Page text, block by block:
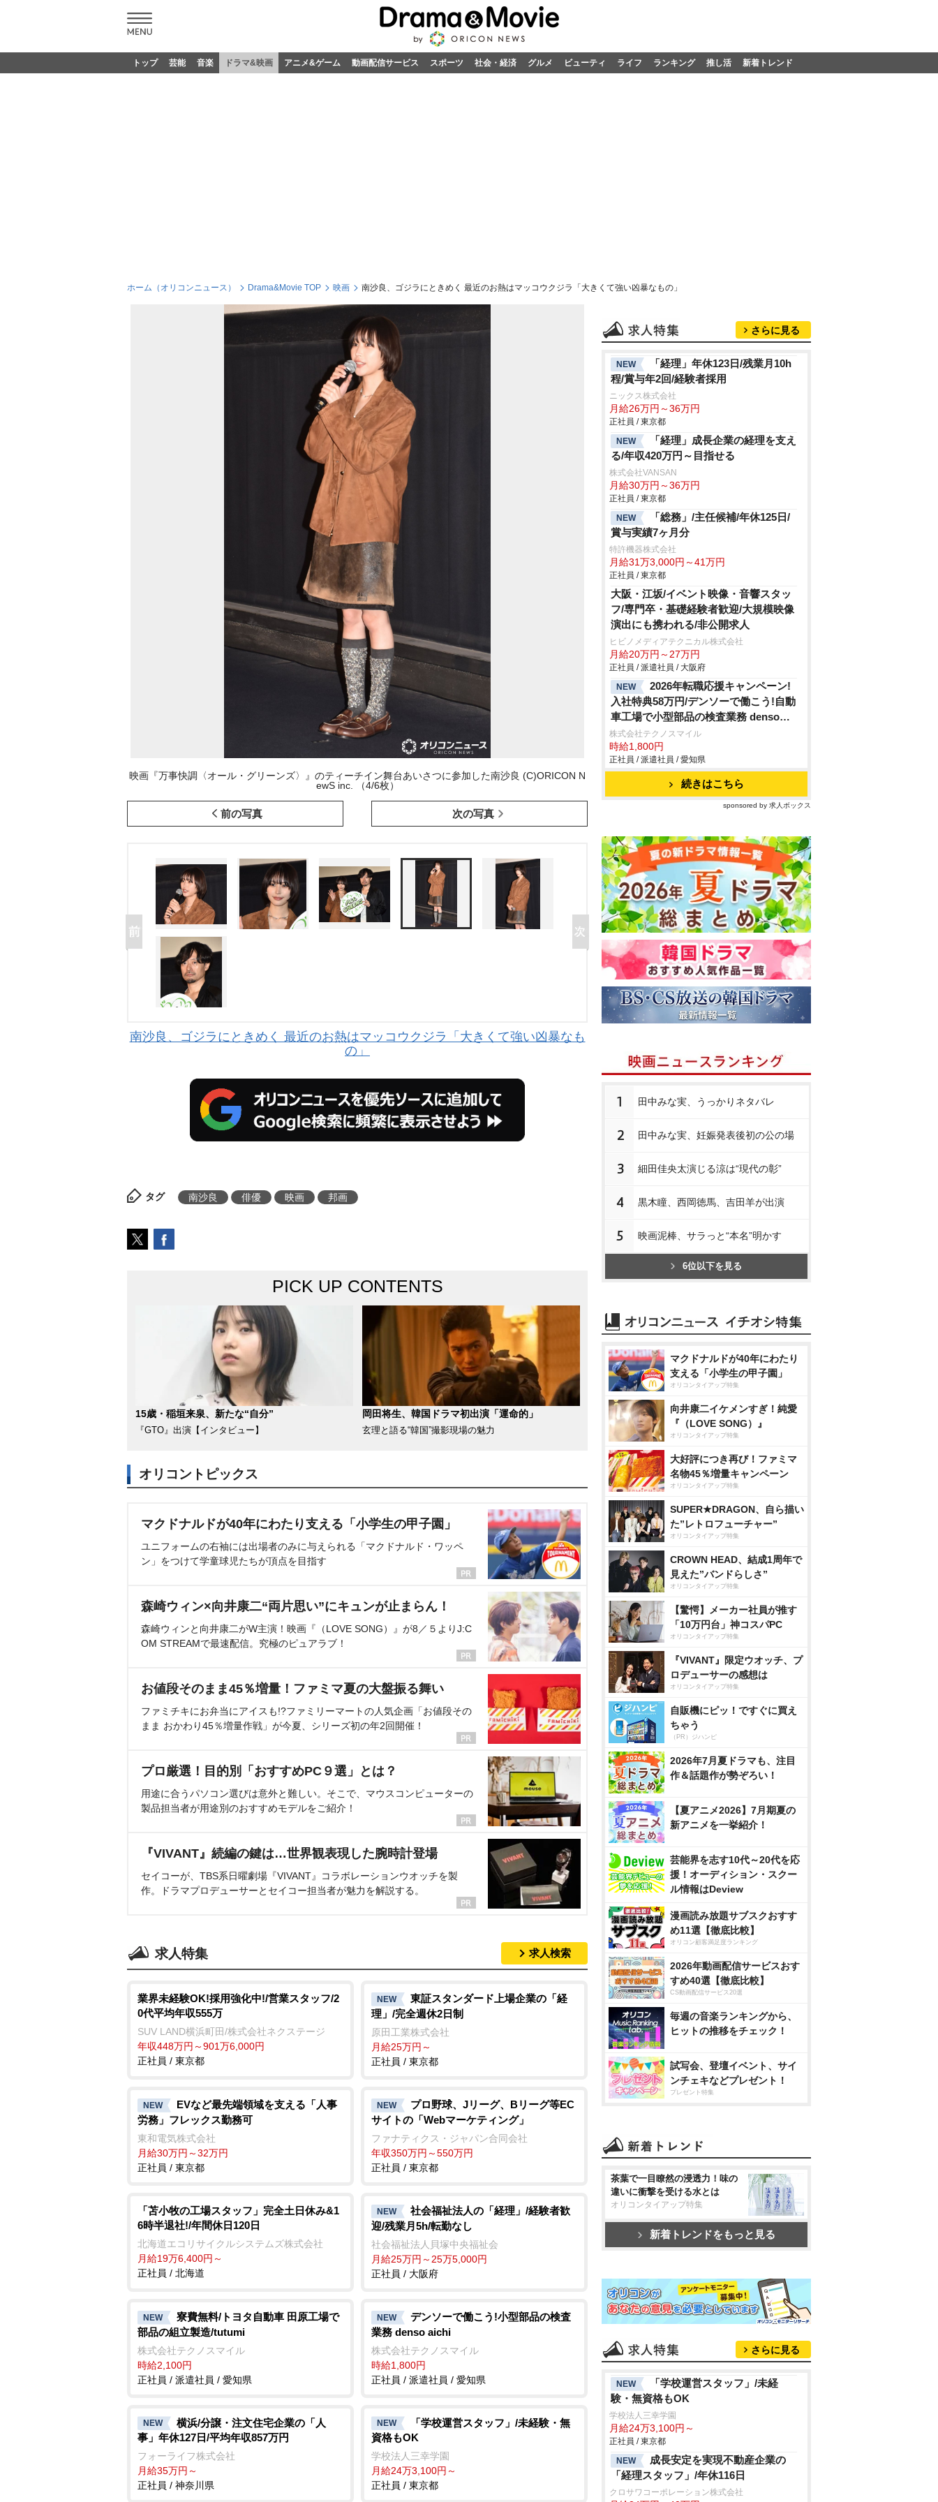
トップ 芸能 音楽 ドラマ&映画 アニメ&ゲーム 動画配信サービス スポーツ 社会・経済 グルメ ビューティ ライフ ランキング 推し活 新着トレンド
ホーム（オリコンニュース） Drama&Movie TOP 映画 南沙良、ゴジラにときめく 最近のお熱はマッコウクジラ「大きくて強い凶暴なもの」
映画『万事快調〈オール・グリーンズ〉』のティーチイン舞台あいさつに参加した南沙良 (C)ORICON N
ewS inc. （4/6枚）
前の写真 次の写真
南沙良、ゴジラにときめく 最近のお熱はマッコウクジラ「大きくて強い凶暴なも
の」
タグ 南沙良 俳優 映画 邦画
PICK UP CONTENTS
15歳・稲垣来泉、新たな“自分”
『GTO』出演【インタビュー】
岡田将生、韓国ドラマ初出演「運命的」
玄理と語る“韓国”撮影現場の魅力
オリコントピックス
マクドナルドが40年にわたり支える「小学生の甲子園」
ユニフォームの右袖には出場者のみに与えられる「マクドナルド・ワッペ
ン」をつけて学童球児たちが頂点を目指す
森崎ウィン×向井康二“両片思い”にキュンが止まらん！
森崎ウィンと向井康二がW主演！映画『（LOVE SONG）』が8／５よりJ:C
OM STREAMで最速配信。究極のピュアラブ！
お値段そのまま45％増量！ファミマ夏の大盤振る舞い
ファミチキにお弁当にアイスも!?ファミリーマートの人気企画「お値段その
まま おかわり45％増量作戦」が今夏、シリーズ初の年2回開催！
プロ厳選！目的別「おすすめPC９選」とは？
用途に合うパソコン選びは意外と難しい。そこで、マウスコンピューターの
製品担当者が用途別のおすすめモデルをご紹介！
『VIVANT』続編の鍵は…世界観表現した腕時計登場
セイコーが、TBS系日曜劇場『VIVANT』コラボレーションウオッチを製
作。ドラマプロデューサーとセイコー担当者が魅力を解説する。
求人特集 求人検索
業界未経験OK!採用強化中!/営業スタッフ/2
0代平均年収555万
SUV LAND横浜町田/株式会社ネクステージ
年収448万円～901万6,000円
正社員 / 東京都
NEW
東証スタンダード上場企業の「経
理」/完全週休2日制
原田工業株式会社
月給25万円～
正社員 / 東京都
NEW
EVなど最先端領域を支える「人事
労務」フレックス勤務可
東和電気株式会社
月給30万円～32万円
正社員 / 東京都
NEW
プロ野球、Jリーグ、Bリーグ等EC
サイトの「Webマーケティング」
ファナティクス・ジャパン合同会社
年収350万円～550万円
正社員 / 東京都
「苫小牧の工場スタッフ」完全土日休み&1
6時半退社!/年間休日120日
北海道エコリサイクルシステムズ株式会社
月給19万6,400円～
正社員 / 北海道
NEW
社会福祉法人の「経理」/経験者歓
迎/残業月5h/転勤なし
社会福祉法人貝塚中央福祉会
月給25万円～25万5,000円
正社員 / 大阪府
NEW
寮費無料/トヨタ自動車 田原工場で
部品の組立製造/tutumi
株式会社テクノスマイル
時給2,100円
正社員 / 派遣社員 / 愛知県
NEW
デンソーで働こう!小型部品の検査
業務 denso aichi
株式会社テクノスマイル
時給1,800円
正社員 / 派遣社員 / 愛知県
NEW
横浜/分譲・注文住宅企業の「人
事」年休127日/平均年収857万円
フォーライフ株式会社
月給35万円～
正社員 / 神奈川県
NEW
「学校運営スタッフ」/未経験・無
資格もOK
学校法人三幸学園
月給24万3,100円～
正社員 / 東京都
さらに見る
NEW
「経理」年休123日/残業月10h
程/賞与年2回/経験者採用
ニックス株式会社
月給26万円～36万円
正社員 / 東京都
NEW
「経理」成長企業の経理を支え
る/年収420万円～目指せる
株式会社VANSAN
月給30万円～36万円
正社員 / 東京都
NEW
「総務」/主任候補/年休125日/
賞与実績7ヶ月分
特許機器株式会社
月給31万3,000円～41万円
正社員 / 東京都
大阪・江坂/イベント映像・音響スタッ
フ/専門卒・基礎経験者歓迎/大規模映像
演出にも携われる/非公開求人
ヒビノメディアテクニカル株式会社
月給20万円～27万円
正社員 / 派遣社員 / 大阪府
NEW
2026年転職応援キャンペーン!
入社特典58万円/デンソーで働こう!自動
車工場で小型部品の検査業務 denso
aichi
株式会社テクノスマイル
時給1,800円
正社員 / 派遣社員 / 愛知県
続きはこちら
sponsored by 求人ボックス
1 田中みな実、うっかりネタバレ
2 田中みな実、妊娠発表後初の公の場
3 細田佳央太演じる涼は“現代の彰”
4 黒木瞳、西岡徳馬、吉田羊が出演
5 映画泥棒、サラっと“本名”明かす
6位以下を見る
マクドナルドが40年にわたり
支える「小学生の甲子園」
オリコンタイアップ特集
向井康二イケメンすぎ！純愛
『（LOVE SONG）』
オリコンタイアップ特集
大好評につき再び！ファミマ
名物45％増量キャンペーン
オリコンタイアップ特集
SUPER★DRAGON、自ら描い
た”レトロフューチャー”
オリコンタイアップ特集
CROWN HEAD、結成1周年で
見えた”バンドらしさ”
オリコンタイアップ特集
【驚愕】メーカー社員が推す
「10万円台」神コスパPC
オリコンタイアップ特集
『VIVANT』限定ウオッチ、プ
ロデューサーの感想は
オリコンタイアップ特集
自販機にピッ！ですぐに買え
ちゃう
（PR）ジハンピ
2026年7月夏ドラマも、注目
作＆話題作が勢ぞろい！
【夏アニメ2026】7月期夏の
新アニメを一挙紹介！
芸能界を志す10代～20代を応
援！オーディション・スクー
ル情報はDeview
漫画読み放題サブスクおすす
め11選【徹底比較】
オリコン顧客満足度ランキング
2026年動画配信サービスおす
すめ40選【徹底比較】
CS動画配信サービス20選
毎週の音楽ランキングから、
ヒットの推移をチェック！
試写会、登壇イベント、サイ
ンチェキなどプレゼント！
プレゼント特集
茶葉で一目瞭然の浸透力！味の
違いに衝撃を受ける水とは
オリコンタイアップ特集
新着トレンドをもっと見る
さらに見る
NEW
「学校運営スタッフ」/未経
験・無資格もOK
学校法人三幸学園
月給24万3,100円～
正社員 / 東京都
NEW
成長安定を実現不動産企業の
「経理スタッフ」/年休116日
クロサワコーポレーション株式会社